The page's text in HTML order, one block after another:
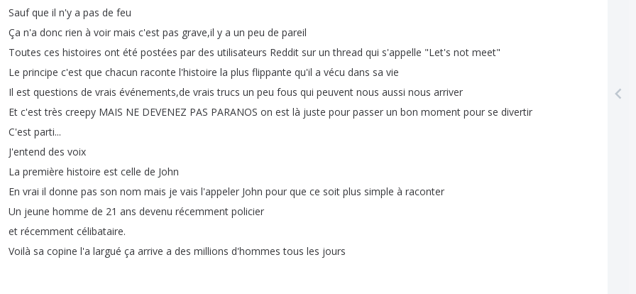
Sauf que il n'y a pas de feu
Ça n'a donc rien à voir mais c'est pas grave,il y a un peu de pareil
Toutes ces histoires ont été postées par des utilisateurs Reddit sur un thread qui s'appelle "Let's not meet"
Le principe c'est que chacun raconte l'histoire la plus flippante qu'il a vécu dans sa vie
Il est questions de vrais événements,de vrais trucs un peu fous qui peuvent nous aussi nous arriver
Et c'est très creepy MAIS NE DEVENEZ PAS PARANOS on est là juste pour passer un bon moment pour se divertir
C'est parti...
J'entend des voix
La première histoire est celle de John
En vrai il donne pas son nom mais je vais l'appeler John pour que ce soit plus simple à raconter
Un jeune homme de 21 ans devenu récemment policier
et récemment célibataire.
Voilà sa copine l'a largué ça arrive a des millions d'hommes tous les jours